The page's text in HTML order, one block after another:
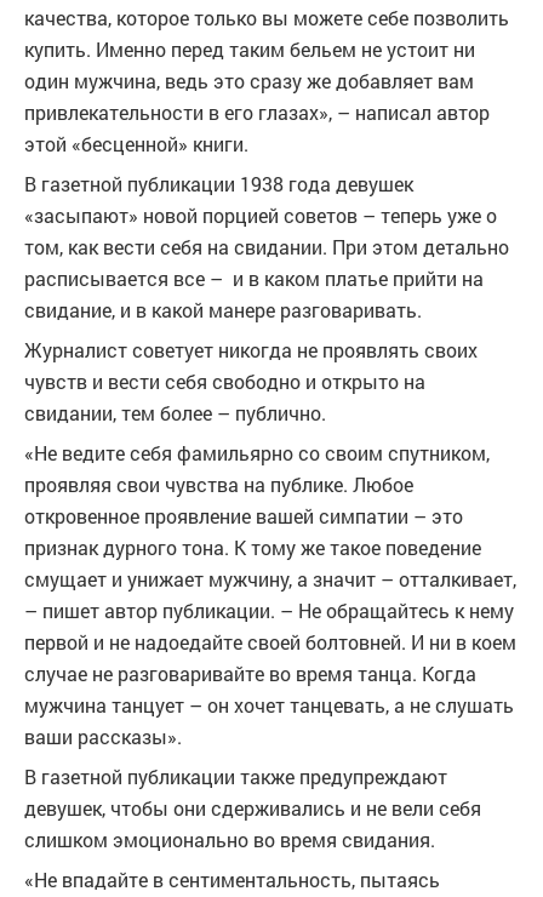
качества, которое только вы можете себе позволить
купить. Именно перед таким бельем не устоит ни
один мужчина, ведь это сразу же добавляет вам
привлекательности в его глазах», – написал автор
этой «бесценной» книги.
В газетной публикации 1938 года девушек
«засыпают» новой порцией советов – теперь уже о
том, как вести себя на свидании. При этом детально
расписывается все – и в каком платье прийти на
свидание, и в какой манере разговаривать.
Журналист советует никогда не проявлять своих
чувств и вести себя свободно и открыто на
свидании, тем более – публично.
«Не ведите себя фамильярно со своим спутником,
проявляя свои чувства на публике. Любое
откровенное проявление вашей симпатии – это
признак дурного тона. К тому же такое поведение
смущает и унижает мужчину, а значит – отталкивает,
– пишет автор публикации. – Не обращайтесь к нему
первой и не надоедайте своей болтовней. И ни в коем
случае не разговаривайте во время танца. Когда
мужчина танцует – он хочет танцевать, а не слушать
ваши рассказы».
В газетной публикации также предупреждают
девушек, чтобы они сдерживались и не вели себя
слишком эмоционально во время свидания.
«Не впадайте в сентиментальность, пытаясь